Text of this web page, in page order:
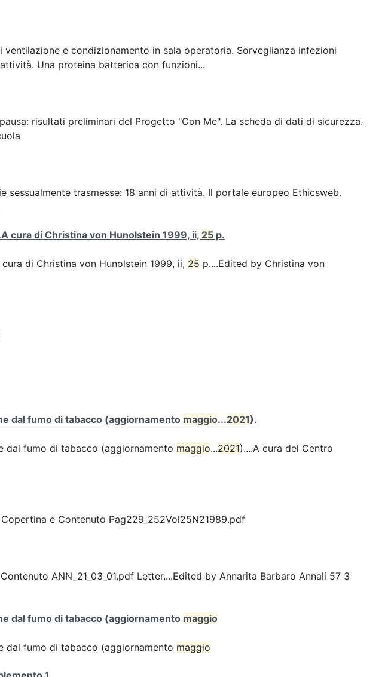
e condizionamento in sala operatoria. Sorveglianza infezioni
Una proteina batterica con funzioni...
risultati preliminari del Progetto "Con Me". La scheda di dati di sicurezza.
sessualmente trasmesse: 18 anni di attività. Il portale europeo Ethicsweb.
cura di Christina von Hunolstein 1999, ii, 25 p.
cura di Christina von Hunolstein 1999, ii, 25 p....Edited by Christina von
dal fumo di tabacco (aggiornamento maggio...2021).
dal fumo di tabacco (aggiornamento maggio...2021)....A cura del Centro
e Contenuto Pag229_252Vol25N21989.pdf
ANN_21_03_01.pdf Letter....Edited by Annarita Barbaro Annali 57 3
dal fumo di tabacco (aggiornamento maggio
dal fumo di tabacco (aggiornamento maggio